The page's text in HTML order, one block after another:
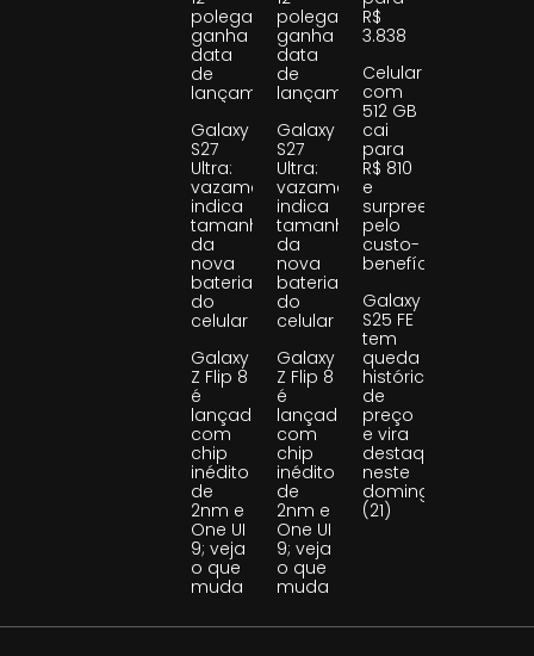
polegadas
ganha
data
de
lançamento
Galaxy
S27
Ultra:
vazamento
indica
tamanho
da
nova
bateria
do
celular
Galaxy
Z Flip 8
é
lançado
com
chip
inédito
de
2nm e
One UI
9; veja
o que
muda
polegadas
ganha
data
de
lançamento
Galaxy
S27
Ultra:
vazamento
indica
tamanho
da
nova
bateria
do
celular
Galaxy
Z Flip 8
é
lançado
com
chip
inédito
de
2nm e
One UI
9; veja
o que
muda
R$
3.838
Celular
com
512 GB
cai
para
R$ 810
e
surpreende
pelo
custo-
benefício
Galaxy
S25 FE
tem
queda
histórica
de
preço
e vira
destaque
neste
domingo
(21)